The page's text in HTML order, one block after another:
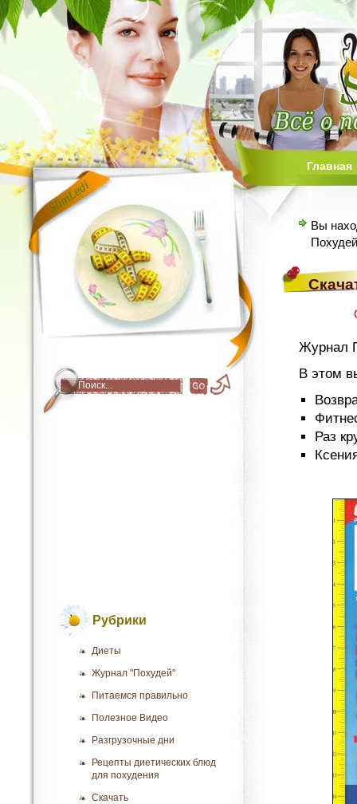
Главная
Рубрики
Диеты
Журнал "Похудей"
Питаемся правильно
Полезное Видео
Разгрузочные дни
Рецепты диетических блюд
для похудения
Скачать
Вы
Журнал
В этом
Раз